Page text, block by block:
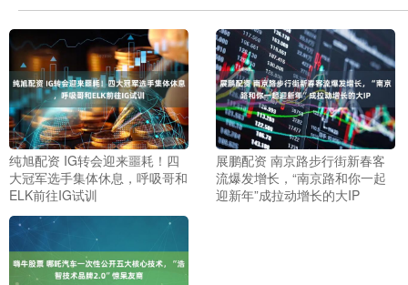
纯旭配资 IG转会迎来噩耗！四
大冠军选手集体休息，呼吸哥和
ELK前往IG试训
展鹏配资 南京路步行街新春客
流爆发增长，“南京路和你一起
迎新年”成拉动增长的大IP